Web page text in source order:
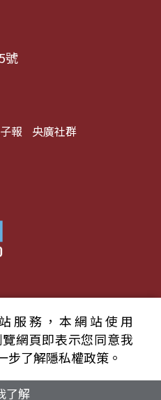
號
報 央廣社群
播電臺 版權所有
務條款 隱私權條款
服務，本網站使用
網頁即表示您同意我
了解隱私權政策。
了解